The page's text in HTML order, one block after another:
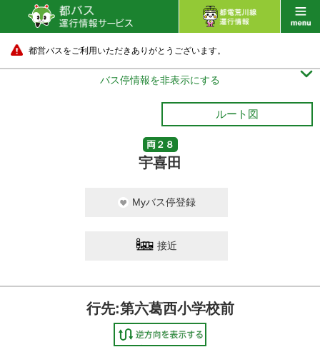
都営バスをご利用いただきありがとうございます。
バス停情報を非表示にする 
ルート図
両２８
宇喜田
Myバス停登録
接近
行先:第六葛西小学校前